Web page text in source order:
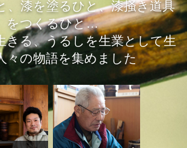
、漆を塗るひと、漆掻き道具
をつくるひと…
きる、うるしを生業として生
々の物語を集めました